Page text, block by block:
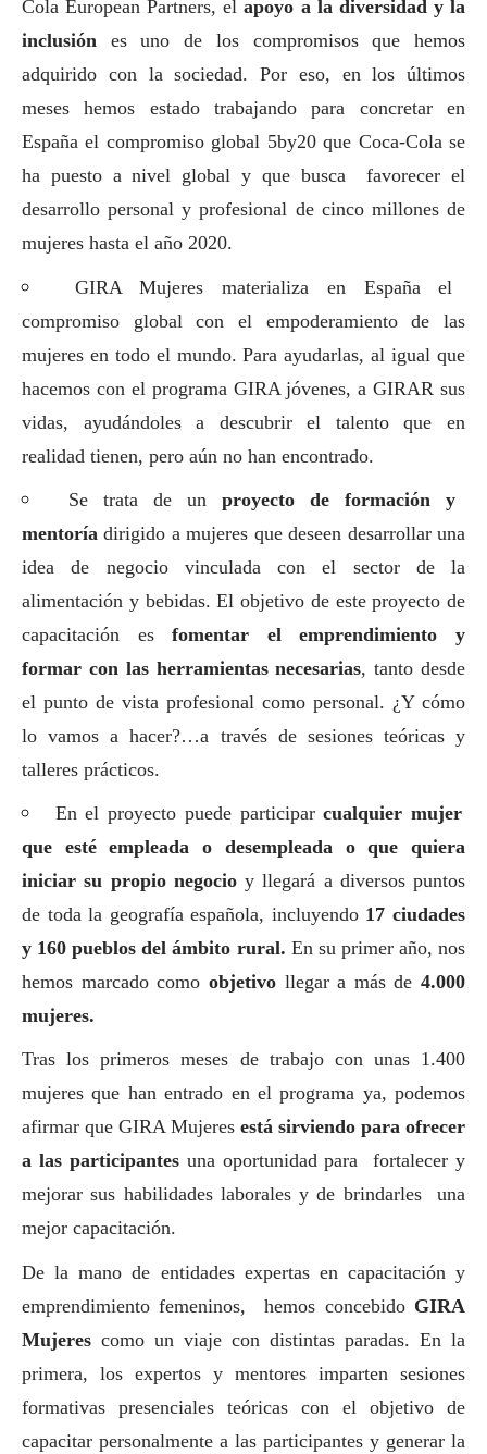
Cola European Partners, el apoyo a la diversidad y la
inclusión es uno de los compromisos que hemos
adquirido con la sociedad. Por eso, en los últimos
meses hemos estado trabajando para concretar en
Españael compromiso global 5by20que Coca-Cola se
ha puesto a nivel global y que busca favorecer el
desarrollo personal y profesional de cinco millones de
mujeres hasta el año 2020.
GIRA Mujeres materializa en España el
compromiso global con el empoderamiento de las
mujeres en todo el mundo. Para ayudarlas, al igual que
hacemos con el programa GIRA jóvenes, a GIRAR sus
vidas, ayudándoles a descubrir el talento que en
realidad tienen, pero aún no han encontrado.
Se trata de un proyecto de formación y
mentoríadirigido a mujeres que deseen desarrollar una
idea de negocio vinculada con el sector de la
alimentación y bebidas. El objetivo de este proyecto de
capacitación esfomentar el emprendimiento y
formar con las herramientas necesarias, tanto desde
el punto de vista profesional como personal. ¿Y cómo
lo vamos a hacer?…a través de sesiones teóricas y
talleres prácticos.
En el proyecto puede participarcualquier mujer
que esté empleada o desempleada o que quiera
iniciar su propio negocioy llegará a diversos puntos
de toda la geografía española, incluyendo 17 ciudades
y 160 pueblos del ámbito rural. En su primer año, nos
hemos marcado como objetivollegar a más de 4.000
mujeres.
Tras los primeros meses de trabajo con unas 1.400
mujeres que han entrado en el programa ya, podemos
afirmar que GIRA Mujeres está sirviendo para ofrecer
a las participantes una oportunidad para fortalecer y
mejorar sus habilidades laborales y de brindarles una
mejor capacitación.
De la mano de entidades expertas en capacitación y
emprendimiento femeninos, hemos concebido GIRA
Mujeres como un viaje con distintas paradas. En la
primera, los expertos y mentores imparten sesiones
formativas presenciales teóricas con el objetivo de
capacitar personalmente a las participantes y generar la